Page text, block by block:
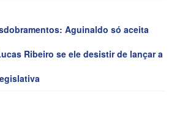
Aguinaldo só aceita
Ribeiro se ele desistir de lançar a